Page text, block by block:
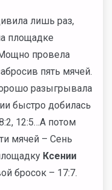
лишь раз,
площадке
провела
пять мячей.
разыгрывала
быстро добилась
12:5…А потом
мячей – Сень
Ксении
бросок – 17:7.